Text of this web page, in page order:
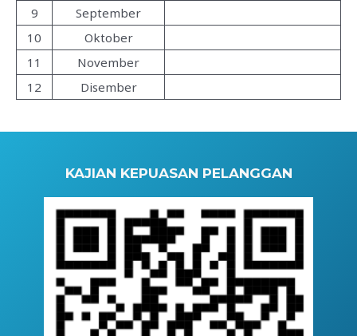
9
September
10
Oktober
11
November
12
Disember
KAJIAN KEPUASAN PELANGGAN